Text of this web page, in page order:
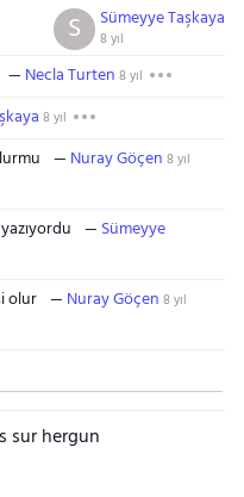
Sümeyye Taşkaya
8 yıl
S
Necla Turten 8 yıl
8 yıl
Nuray Göçen 8 yıl
Sümeyye
olur Nuray Göçen 8 yıl
sur hergun